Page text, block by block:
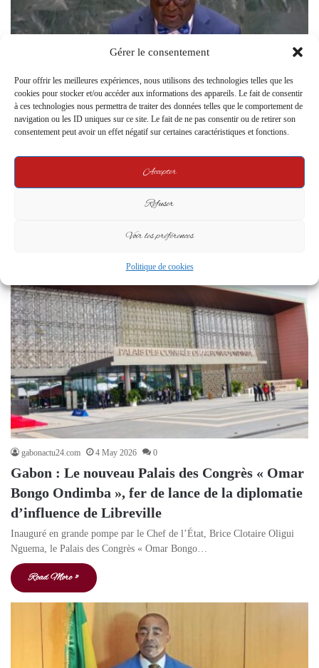
Gérer le consentement
Pour offrir les meilleures expériences, nous utilisons des technologies telles que les
cookies pour stocker et/ou accéder aux informations des appareils. Le fait de consentir
à ces technologies nous permettra de traiter des données telles que le comportement de
navigation ou les ID uniques sur ce site. Le fait de ne pas consentir ou de retirer son
consentement peut avoir un effet négatif sur certaines caractéristiques et fonctions.
Accepter
Refuser
Voir les préférences
Politique de cookies
gabonactu24.com 17 May 2026 0
Gabon : l’ampleur des régularisations
migratoires relance le débat sur les capacités du
Libreville. Le chiffre interpelle. Entre 2022 et 2025, le Gabon a procédé
gabonactu24.com 4 May 2026 0
Gabon : Le nouveau Palais des Congrès « Omar
Bongo Ondimba », fer de lance de la diplomatie
d’influence de Libreville
Inauguré en grande pompe par le Chef de l’État, Brice Clotaire Oligui
Nguema, le Palais des Congrès « Omar Bongo…
Read More »